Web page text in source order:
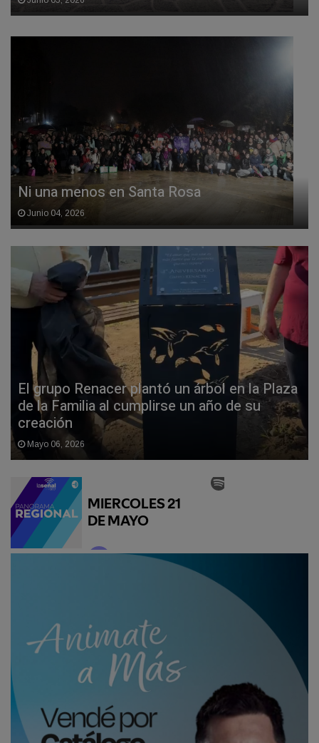
Ni una menos en Santa Rosa
Junio 04, 2026
El grupo Renacer plantó un árbol en la Plaza
de la Familia al cumplirse un año de su
creación
Mayo 06, 2026